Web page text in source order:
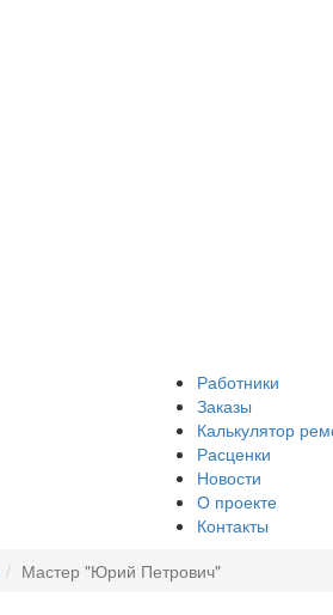
Работники
Заказы
Калькулятор
Расценки
Новости
О проекте
Контакты
Мастер "Юрий Петрович"